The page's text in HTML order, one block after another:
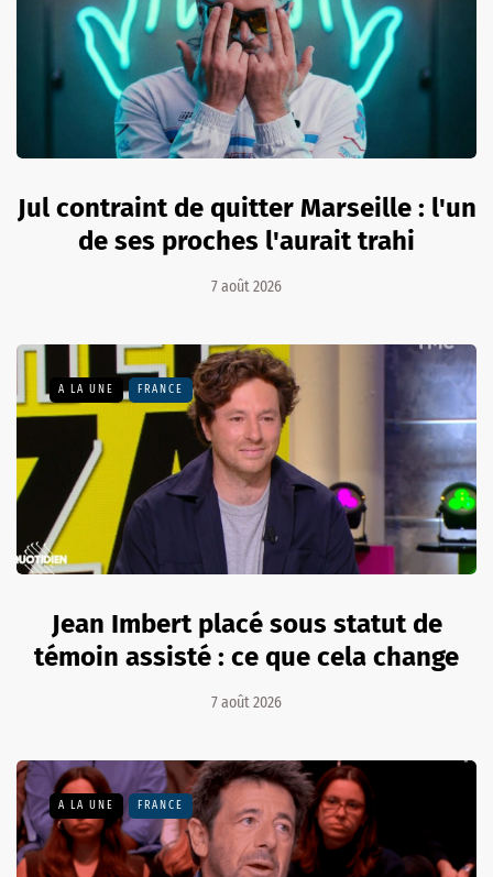
Jul contraint de quitter Marseille : l'un
de ses proches l'aurait trahi
7 août 2026
A LA UNE FRANCE
Jean Imbert placé sous statut de
témoin assisté : ce que cela change
7 août 2026
A LA UNE FRANCE